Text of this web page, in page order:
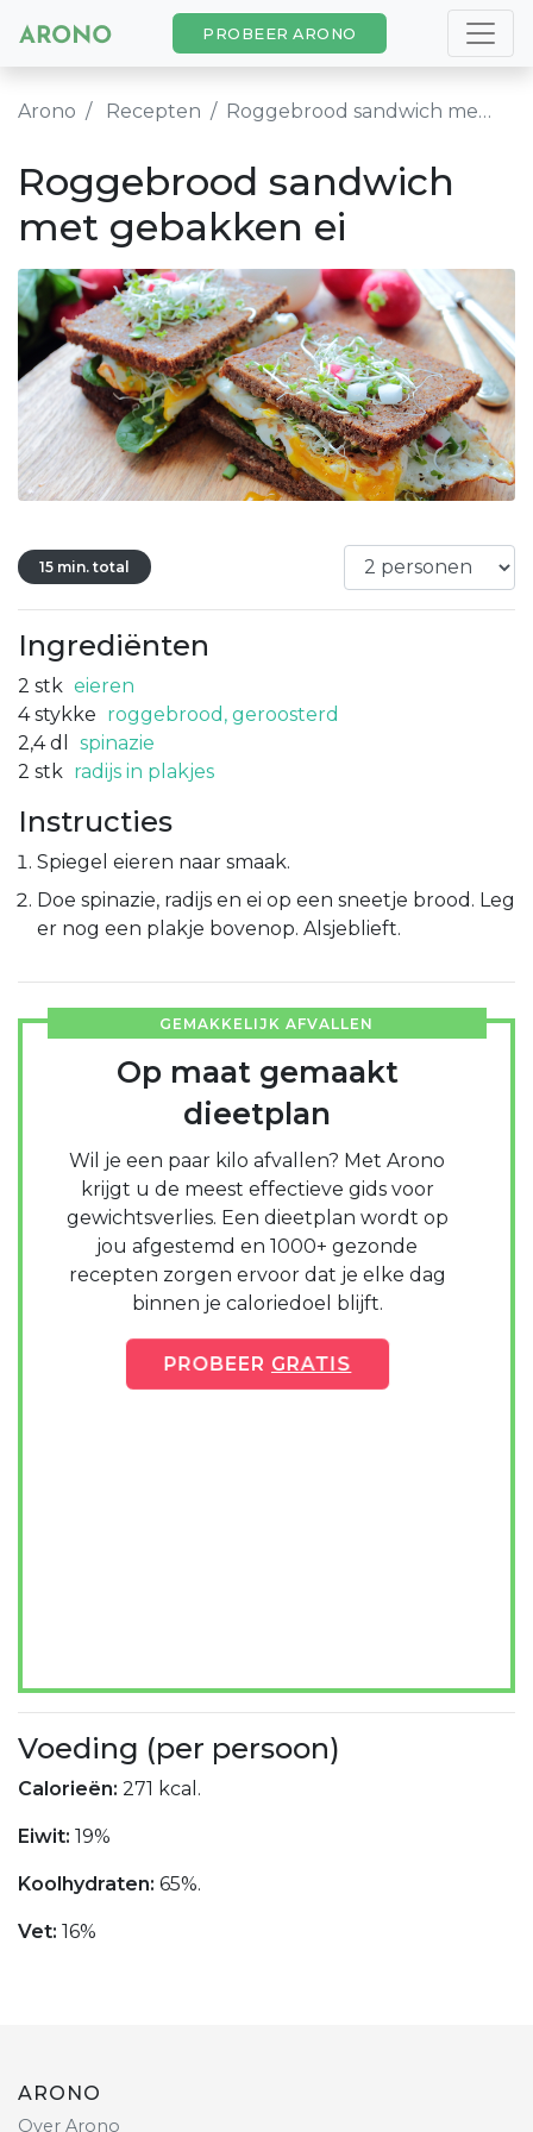
PROBEER ARONO
Arono Recepten Roggebrood sandwich met gebakken ei
Roggebrood sandwich
met gebakken ei
15 min. total
Ingrediënten
2 stk eieren
4 stykke roggebrood, geroosterd
2,4 dl
spinazie
2 stk radijs in plakjes
Instructies
Spiegel eieren naar smaak.
Doe spinazie, radijs en ei op een sneetje brood. Leg
er nog een plakje bovenop. Alsjeblieft.
GEMAKKELIJK AFVALLEN
Op maat gemaakt
dieetplan
Wil je een paar kilo afvallen? Met Arono
krijgt u de meest effectieve gids voor
gewichtsverlies. Een dieetplan wordt op
jou afgestemd en 1000+ gezonde
recepten zorgen ervoor dat je elke dag
binnen je caloriedoel blijft.
PROBEER GRATIS
Voeding (per persoon)
Calorieën: 271 kcal.
Eiwit: 19%
Koolhydraten: 65%.
Vet: 16%
ARONO
Over Arono